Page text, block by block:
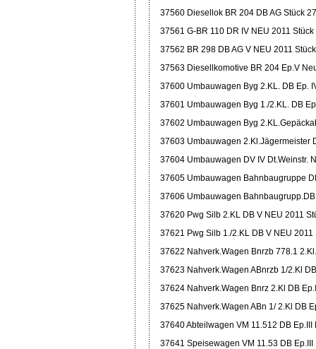
37560 Diesellok BR 204 DB AG Stück
37561 G-BR 110 DR IV NEU 2011
37562 BR 298 DB AG V NEU 2011
37563 Diesellkomotive BR 204 Ep.V
37600 Umbauwagen Byg 2.KL. DB Ep.
37601 Umbauwagen Byg 1./2.KL. DB
37602 Umbauwagen Byg
37603 Umbauwagen 2.Kl.Jägermeister
37604 Umbauwagen DV IV Dt.Weinstr.
37605 Umbauwagen Bahnbaugruppe
37606 Umbauwagen
37620 Pwg Silb 2.KL DB V NEU 2011
37621 Pwg Silb 1./2.KL DB V NEU 2011
37622 Nahverk.Wagen Bnrzb 778.1
37623 Nahverk.Wagen ABnrzb 1/2.Kl
37624 Nahverk.Wagen Bnrz 2.Kl DB
37625 Nahverk.Wagen ABn 1/ 2.Kl DB
37640 Abteilwagen VM 11.512 DB
37641 Speisewagen VM 11.53 DB